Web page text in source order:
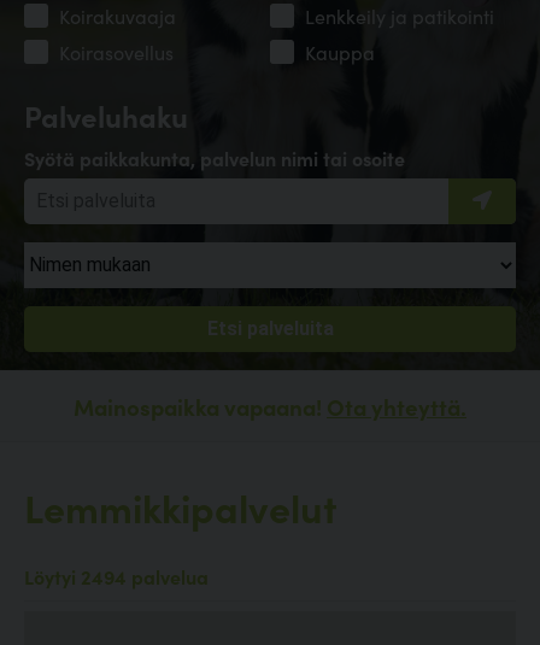
Palveluhaku
Syötä paikkakunta, palvelun nimi tai osoite
Koirakuvaaja
Lenkkeily ja patikointi
Koirasovellus
Kauppa
Mainospaikka vapaana! Ota yhteyttä.
Lemmikkipalvelut
Löytyi 2494 palvelua